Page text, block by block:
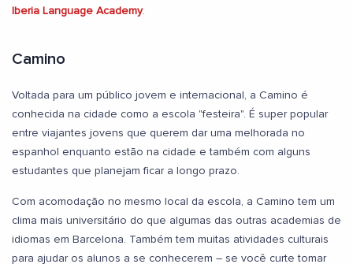
Iberia Language Academy.
Camino
Voltada para um público jovem e internacional, a Camino é
conhecida na cidade como a escola "festeira". É super popular
entre viajantes jovens que querem dar uma melhorada no
espanhol enquanto estão na cidade e também com alguns
estudantes que planejam ficar a longo prazo.
Com acomodação no mesmo local da escola, a Camino tem um
clima mais universitário do que algumas das outras academias de
idiomas em Barcelona. Também tem muitas atividades culturais
para ajudar os alunos a se conhecerem – se você curte tomar